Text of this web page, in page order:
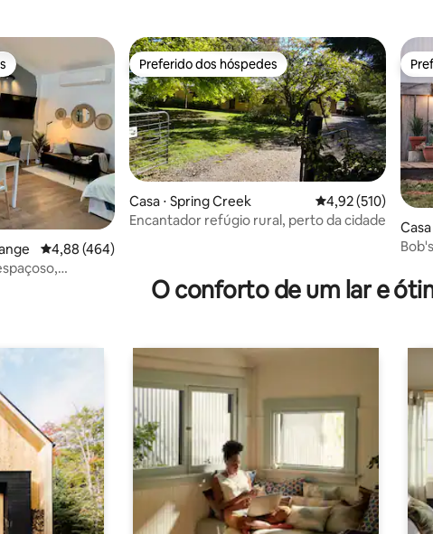
4,88 de uma avaliação média de 5, 464 avaliações
4,88 (464)
Preferido dos hóspedes
Preferido dos hóspedes
Casa ⋅ Spring Creek 4,92 de uma
4,92 (510)
Encantador refúgio rural, perto da cidade
O conforto de um lar e